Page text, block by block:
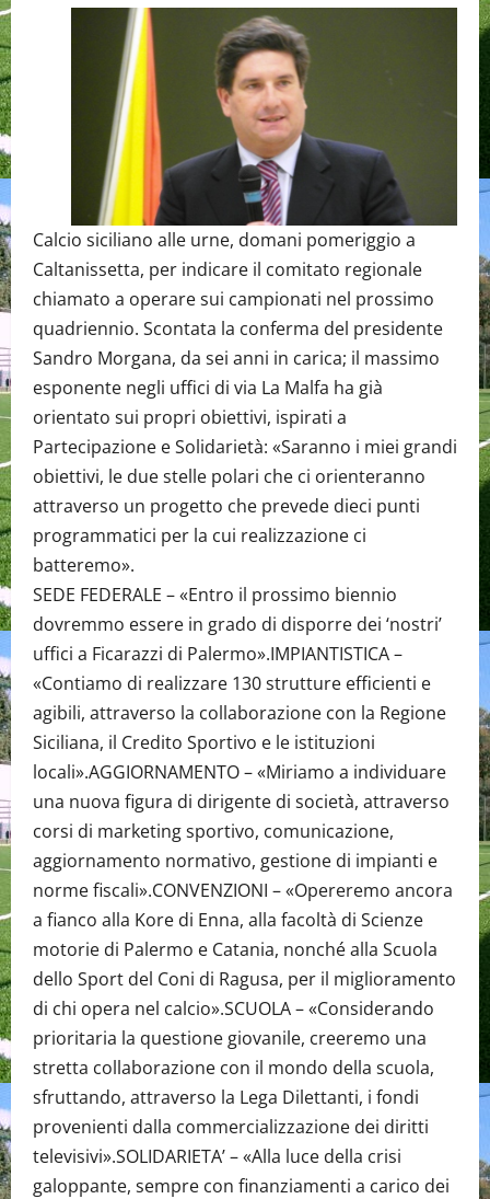
Calcio siciliano alle urne, domani pomeriggio a
Caltanissetta, per indicare il comitato regionale
chiamato a operare sui campionati nel prossimo
quadriennio. Scontata la conferma del presidente
Sandro Morgana, da sei anni in carica; il massimo
esponente negli uffici di via La Malfa ha già
orientato sui propri obiettivi, ispirati a
Partecipazione e Solidarietà: «Saranno i miei grandi
obiettivi, le due stelle polari che ci orienteranno
attraverso un progetto che prevede dieci punti
programmatici per la cui realizzazione ci
batteremo».
SEDE FEDERALE – «Entro il prossimo biennio
dovremmo essere in grado di disporre dei ‘nostri’
uffici a Ficarazzi di Palermo».IMPIANTISTICA –
«Contiamo di realizzare 130 strutture efficienti e
agibili, attraverso la collaborazione con la Regione
Siciliana, il Credito Sportivo e le istituzioni
locali».AGGIORNAMENTO – «Miriamo a individuare
una nuova figura di dirigente di società, attraverso
corsi di marketing sportivo, comunicazione,
aggiornamento normativo, gestione di impianti e
norme fiscali».CONVENZIONI – «Opereremo ancora
a fianco alla Kore di Enna, alla facoltà di Scienze
motorie di Palermo e Catania, nonché alla Scuola
dello Sport del Coni di Ragusa, per il miglioramento
di chi opera nel calcio».SCUOLA – «Considerando
prioritaria la questione giovanile, creeremo una
stretta collaborazione con il mondo della scuola,
sfruttando, attraverso la Lega Dilettanti, i fondi
provenienti dalla commercializzazione dei diritti
televisivi».SOLIDARIETA’ – «Alla luce della crisi
galoppante, sempre con finanziamenti a carico dei